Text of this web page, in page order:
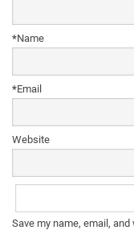
Name
*
Email
*
Website
Save my name, email,